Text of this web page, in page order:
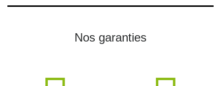
Nos garanties